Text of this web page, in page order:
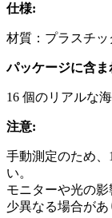
仕様:
材質：プラスチッ
パッケージに含ま
16 個のリアルな
注意:
手動測定のため、
い。
モニターや光の
少異なる場合があ